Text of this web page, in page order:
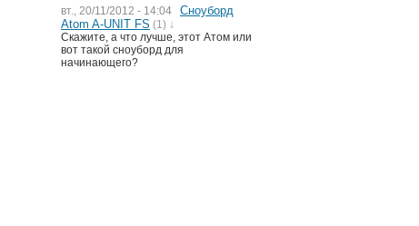
вт., 20/11/2012 - 14:04
Сноуборд
Atom A-UNIT FS (1) ↓
Скажите, а что лучше, этот Атом или
вот такой сноуборд для
начинающего?